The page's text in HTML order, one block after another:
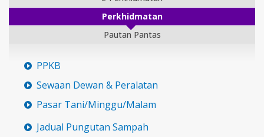
Perkhidmatan
Pautan Pantas
PPKB
Sewaan Dewan & Peralatan
Pasar Tani/Minggu/Malam
Jadual Pungutan Sampah